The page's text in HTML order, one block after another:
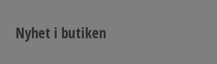
Nyhet i butiken